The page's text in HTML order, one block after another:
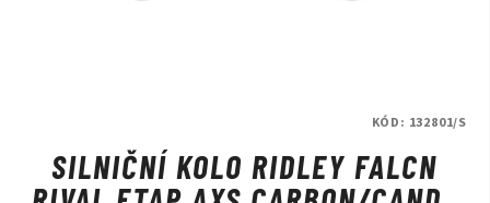
SILNIČNÍ KOLO RIDLEY FALCN
KÓD: 132801/S